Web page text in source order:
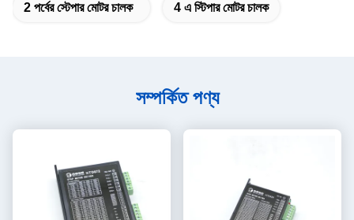
2 পর্বের স্টেপার মোটর চালক 4 এ স্টিপার মোটর চালক
সম্পর্কিত পণ্য